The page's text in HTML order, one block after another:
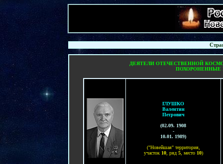
-
ДЕЯТЕЛИ ОТЕЧЕСТВЕННОЙ
ПОХОРОНЕННЫЕ
ГЛУШКО
Валентин
Петрович
(02.09. 1908
-
10.01. 1989)
("Новейшая" территория,
участок 10, ряд 5, место 10)